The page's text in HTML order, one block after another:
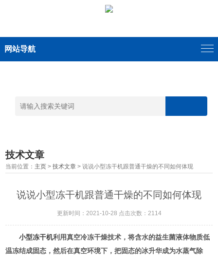
网站导航
技术文章
当前位置： 主页 >技术文章 > 说说小型冻干机跟普通干燥的不同如何体现
说说小型冻干机跟普通干燥的不同如何体现
更新时间：2021-10-28 点击次数：2114
小型冻干机利用真空冷冻干燥技术，将含水的益生菌液体物质低
温冻结成固态，然后在真空环境下，把固态的冰升华成为水蒸气除